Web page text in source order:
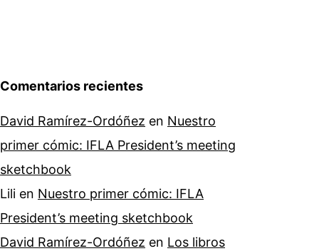
Comentarios recientes
David Ramírez-Ordóñez en Nuestro
primer cómic: IFLA President’s meeting
sketchbook
Lili en Nuestro primer cómic: IFLA
President’s meeting sketchbook
David Ramírez-Ordóñez en Los libros